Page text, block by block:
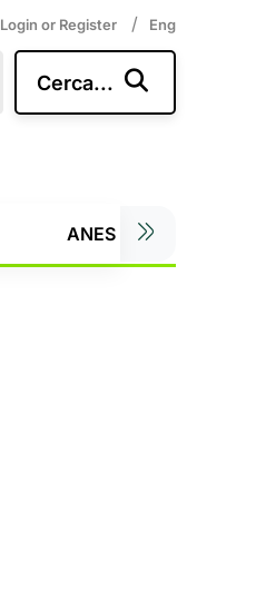
Login or Register / Eng
Cerca...
ANES